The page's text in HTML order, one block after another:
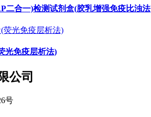
二合一)检测试剂盒(胶乳增强免疫比浊
光免疫层析法)
公司
号